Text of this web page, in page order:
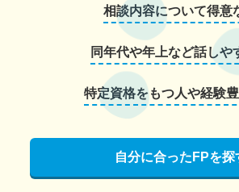
相談内容について得意
同年代や年上など話しや
特定資格をもつ人や経験
自分に合ったFPを探